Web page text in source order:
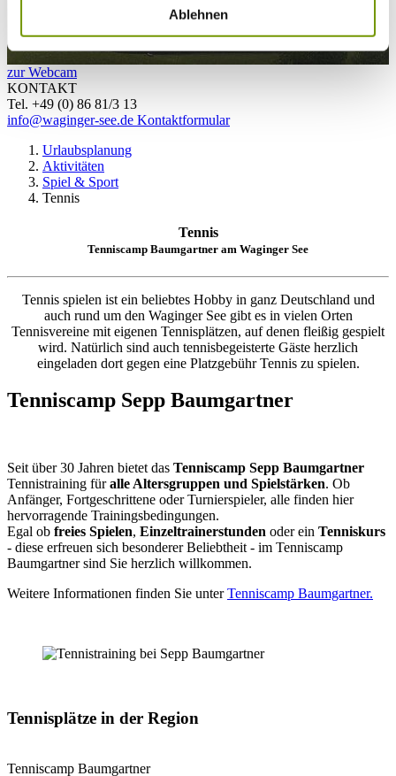
Ablehnen
zur Webcam
KONTAKT
Tel. +49 (0) 86 81/3 13
info@waginger-see.de Kontaktformular
Urlaubsplanung
Aktivitäten
Spiel & Sport
Tennis
Tennis
Tenniscamp Baumgartner am Waginger See
Tennis spielen ist ein beliebtes Hobby in ganz Deutschland und
auch rund um den Waginger See gibt es in vielen Orten
Tennisvereine mit eigenen Tennisplätzen, auf denen fleißig gespielt
wird. Natürlich sind auch tennisbegeisterte Gäste herzlich
eingeladen dort gegen eine Platzgebühr Tennis zu spielen.
Tenniscamp Sepp Baumgartner
Seit über 30 Jahren bietet das Tenniscamp Sepp Baumgartner
Tennistraining füralle Altersgruppen und Spielstärken. Ob
Anfänger, Fortgeschrittene oder Turnierspieler, alle finden hier
hervorragende Trainingsbedingungen.
Egal ob freies Spielen, Einzeltrainerstunden oder ein Tenniskurs
- diese erfreuen sich besonderer Beliebtheit - im Tenniscamp
Baumgartner sind Sie herzlich willkommen.
Weitere Informationen finden Sie unterTenniscamp Baumgartner.
Tennisplätze in der Region
Tenniscamp Baumgartner